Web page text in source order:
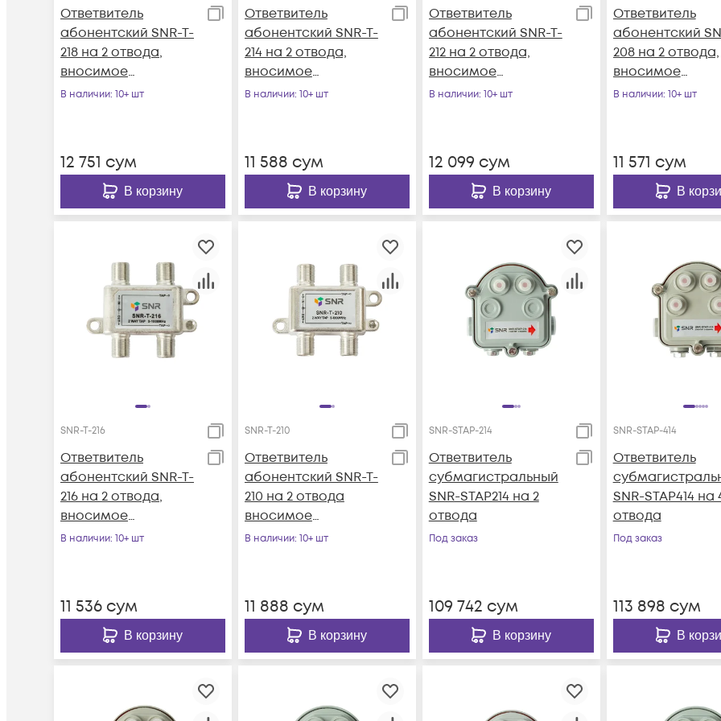
Ответвитель
абонентский SNR-T-
218 на 2 отвода,
вносимое
затухание IN-TAP
В наличии: 10+ шт
12 751 сум
В корзину
Ответвитель
абонентский SNR-T-
214 на 2 отвода,
вносимое
затухание IN-TAP
В наличии: 10+ шт
11 588 сум
В корзину
Ответвитель
абонентский SNR-T-
212 на 2 отвода,
вносимое
затухание IN-TAP
В наличии: 10+ шт
12 099 сум
В корзину
Ответвитель
абонентский
208 на 2 отвода,
вносимое
затухание IN-TAP
В наличии: 10+ шт
11 571 сум
В
SNR-T-216
Ответвитель
абонентский SNR-T-
216 на 2 отвода,
вносимое
затухание IN-TAP
В наличии: 10+ шт
11 536 сум
В корзину
SNR-T-210
Ответвитель
абонентский SNR-T-
210 на 2 отвода
вносимое
затухание IN-TAP
В наличии: 10+ шт
11 888 сум
В корзину
SNR-STAP-214
Ответвитель
субмагистральный
SNR-STAP214 на 2
отвода
Под заказ
109 742 сум
В корзину
SNR-STAP-414
Ответвитель
SNR-STAP414 на
отвода
Под заказ
113 898 сум
В